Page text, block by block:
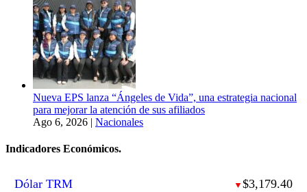
Nueva EPS lanza “Ángeles de Vida”, una estrategia nacional
para mejorar la atención de sus afiliados
Ago 6, 2026 | Nacionales
Indicadores Económicos.
Dólar TRM ▼ $3,179.40